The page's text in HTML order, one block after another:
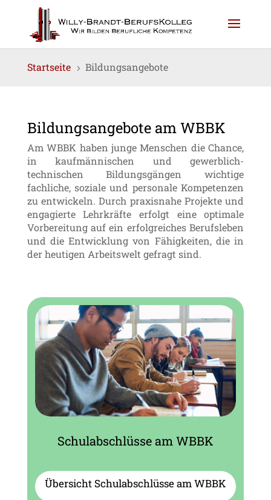
Startseite 5 Bildungsangebote
Bildungsangebote am WBBK
Am WBBK haben junge Menschen die Chance,
in kaufmännischen und gewerblich-
technischen Bildungsgängen wichtige
fachliche, soziale und personale Kompetenzen
zu entwickeln. Durch praxisnahe Projekte und
engagierte Lehrkräfte erfolgt eine optimale
Vorbereitung auf ein erfolgreiches Berufsleben
und die Entwicklung von Fähigkeiten, die in
der heutigen Arbeitswelt gefragt sind.
Schulabschlüsse am WBBK
Übersicht Schulabschlüsse am WBBK